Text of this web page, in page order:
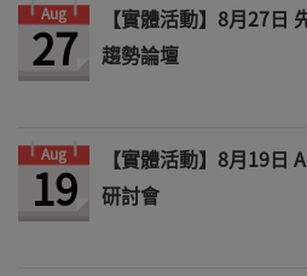
Aug
27
【實體活動】8月27日
趨勢論壇
Aug
19
【實體活動】8月19日
研討會